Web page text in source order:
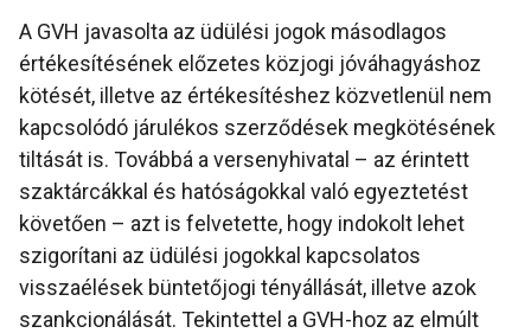
A GVH javasolta az üdülési jogok másodlagos
értékesítésének előzetes közjogi jóváhagyáshoz
kötését, illetve az értékesítéshez közvetlenül nem
kapcsolódó járulékos szerződések megkötésének
tiltását is. Továbbá a versenyhivatal – az érintett
szaktárcákkal és hatóságokkal való egyeztetést
követően – azt is felvetette, hogy indokolt lehet
szigorítani az üdülési jogokkal kapcsolatos
visszaélések büntetőjogi tényállását, illetve azok
szankcionálását. Tekintettel a GVH-hoz az elmúlt